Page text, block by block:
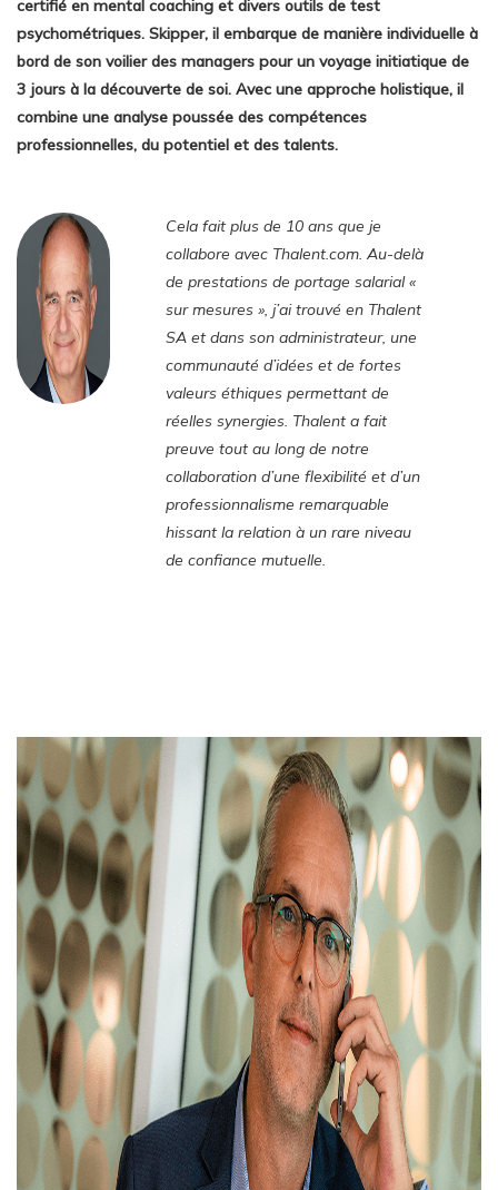
certifié en mental coaching et divers outils de test
psychométriques. Skipper, il embarque de manière individuelle à
bord de son voilier des managers pour un voyage initiatique de
3 jours à la découverte de soi. Avec une approche holistique, il
combine une analyse poussée des compétences
professionnelles, du potentiel et des talents.
Cela fait plus de 10 ans que je
collabore avec Thalent.com. Au-delà
de prestations de portage salarial «
sur mesures », j’ai trouvé en Thalent
SA et dans son administrateur, une
communauté d’idées et de fortes
valeurs éthiques permettant de
réelles synergies. Thalent a fait
preuve tout au long de notre
collaboration d’une flexibilité et d’un
professionnalisme remarquable
hissant la relation à un rare niveau
de confiance mutuelle.